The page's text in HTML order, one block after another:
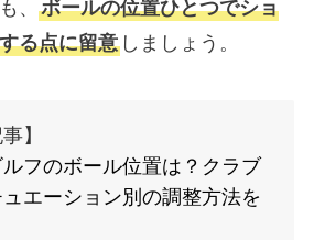
、 ボールの位置ひとつでショ
る点に留意しましょう。
】
フのボール位置は？クラブ
エーション別の調整方法を